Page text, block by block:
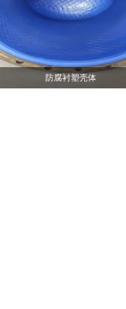
防腐衬塑壳体